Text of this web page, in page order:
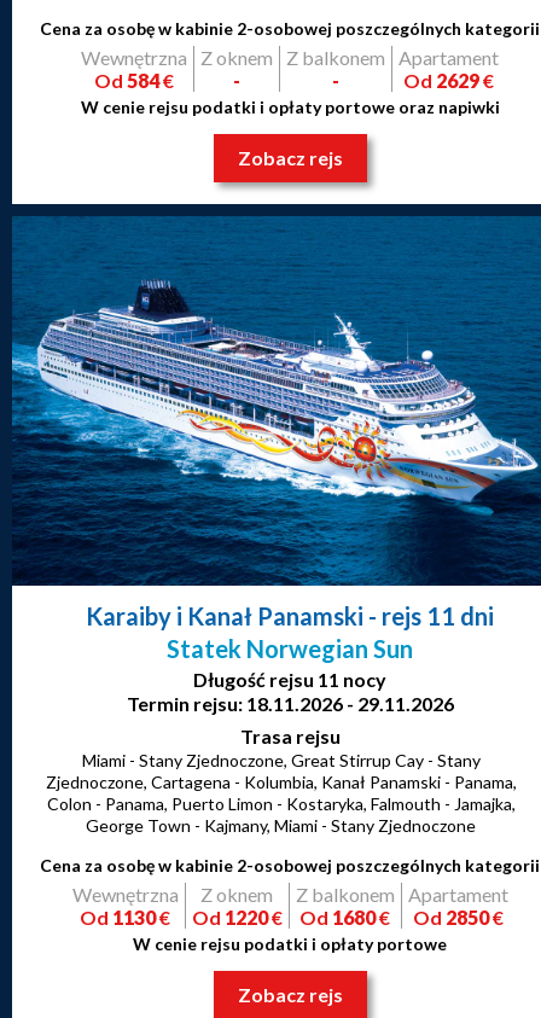
Cena za osobę w kabinie 2-osobowej poszczególnych kategorii
Wewnętrzna
Od 584€
Z oknem
-
Z balkonem
-
Apartament
Od 2629€
W cenie rejsu podatki i opłaty portowe oraz napiwki
Zobacz rejs
Karaiby i Kanał Panamski - rejs 11 dni
Statek Norwegian Sun
Długość rejsu 11 nocy
Termin rejsu: 18.11.2026 - 29.11.2026
Trasa rejsu
Miami - Stany Zjednoczone, Great Stirrup Cay - Stany
Zjednoczone, Cartagena - Kolumbia, Kanał Panamski - Panama,
Colon - Panama, Puerto Limon - Kostaryka, Falmouth - Jamajka,
George Town - Kajmany, Miami - Stany Zjednoczone
Cena za osobę w kabinie 2-osobowej poszczególnych kategorii
Wewnętrzna
Od 1130€
Z oknem
Od 1220€
Z balkonem
Od 1680€
Apartament
Od 2850€
W cenie rejsu podatki i opłaty portowe
Zobacz rejs